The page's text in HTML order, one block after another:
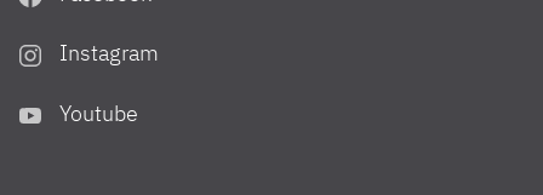
Instagram
Youtube